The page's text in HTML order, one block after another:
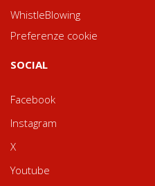
WhistleBlowing
Preferenze cookie
SOCIAL
Facebook
Instagram
X
Youtube